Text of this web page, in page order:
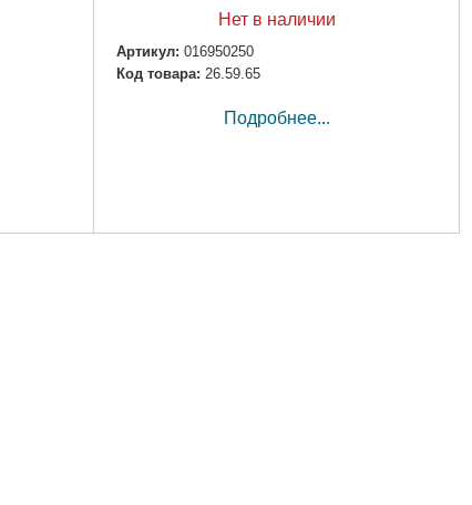
Нет в наличии
Артикул: 016950250
Код товара: 26.59.65
Подробнее...